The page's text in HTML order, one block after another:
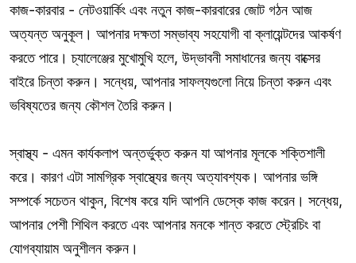
কাজ-কারবার - নেটওয়ার্কিং এবং নতুন কাজ-কারবারের জোট গঠন আজ
অত্যন্ত অনুকূল। আপনার দক্ষতা সম্ভাব্য সহযোগী বা ক্লায়েন্টদের আকর্ষণ
করতে পারে। চ্যালেঞ্জের মুখোমুখি হলে, উদ্ভাবনী সমাধানের জন্য বাক্সের
বাইরে চিন্তা করুন। সন্ধেয়, আপনার সাফল্যগুলো নিয়ে চিন্তা করুন এবং
ভবিষ্যতের জন্য কৌশল তৈরি করুন।
স্বাস্থ্য - এমন কার্যকলাপ অন্তর্ভুক্ত করুন যা আপনার মূলকে শক্তিশালী
করে। কারণ এটা সামগ্রিক স্বাস্থ্যের জন্য অত্যাবশ্যক। আপনার ভঙ্গি
সম্পর্কে সচেতন থাকুন, বিশেষ করে যদি আপনি ডেস্কে কাজ করেন। সন্ধেয়,
আপনার পেশী শিথিল করতে এবং আপনার মনকে শান্ত করতে স্ট্রেচিং বা
যোগব্যায়াম অনুশীলন করুন।